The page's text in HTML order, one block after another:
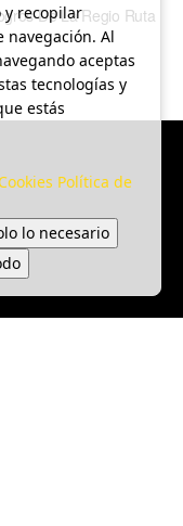
De La Regio Ruta
y recopilar
navegación. Al
aceptas
tecnologías y
estás
Política de
lo necesario